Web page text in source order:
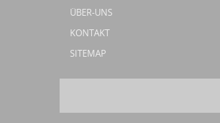
ÜBER-UNS
KONTAKT
SITEMAP